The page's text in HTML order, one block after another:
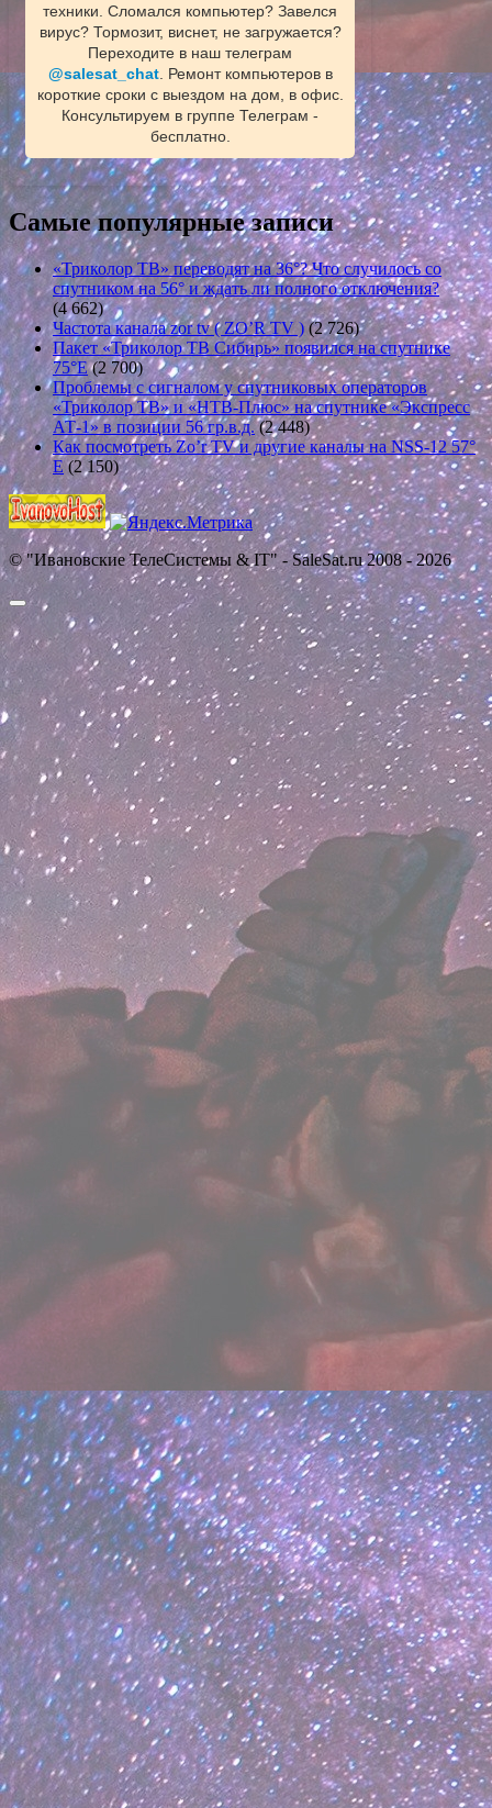
техники. Сломался компьютер? Завелся
вирус? Тормозит, виснет, не загружается?
Переходите в наш телеграм
@salesat_chat. Ремонт компьютеров в
короткие сроки с выездом на дом, в офис.
Консультируем в группе Телеграм -
бесплатно.
Самые популярные записи
«Триколор ТВ» переводят на 36°? Что случилось со
спутником на 56° и ждать ли полного отключения?
(4 662)
Частота канала zor tv ( ZO’R TV ) (2 726)
Пакет «Триколор ТВ Сибирь» появился на спутнике
75°E (2 700)
Проблемы с сигналом у спутниковых операторов
«Триколор ТВ» и «НТВ-Плюс» на спутнике «Экспресс
АТ-1» в позиции 56 гр.в.д. (2 448)
Как посмотреть Zo’r TV и другие каналы на NSS-12 57°
E (2 150)
© "Ивановские ТелеСистемы & IT" - SaleSat.ru 2008 - 2026
Прокрутить
вверх